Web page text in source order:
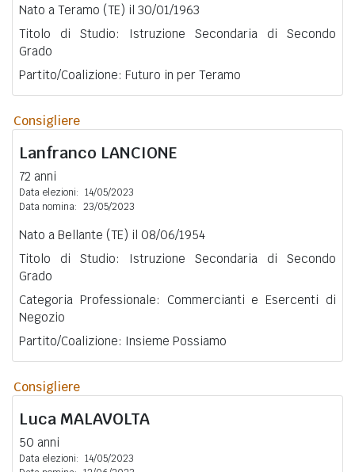
Nato a Teramo (TE) il 30/01/1963
Titolo di Studio: Istruzione Secondaria di Secondo
Grado
Partito/Coalizione: Futuro in per Teramo
Consigliere
Lanfranco LANCIONE
72 anni
Data elezioni: 14/05/2023
Data nomina: 23/05/2023
Nato a Bellante (TE) il 08/06/1954
Titolo di Studio: Istruzione Secondaria di Secondo
Grado
Categoria Professionale: Commercianti e Esercenti di
Negozio
Partito/Coalizione: Insieme Possiamo
Consigliere
Luca MALAVOLTA
50 anni
Data elezioni: 14/05/2023